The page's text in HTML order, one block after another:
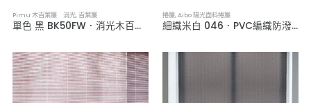
Pimu 木百葉簾 消光,百葉簾
單色 黑 BK50FW．消光木百葉簾
捲簾,Aibo 陽光面料捲簾
細織米白 046．PVC編織防潑水捲簾